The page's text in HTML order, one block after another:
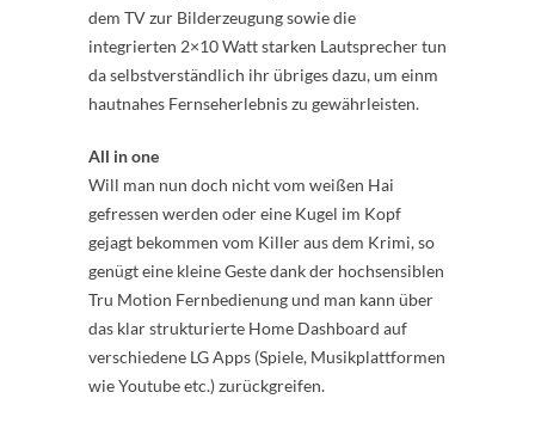
dem TV zur Bilderzeugung sowie die
integrierten 2×10 Watt starken Lautsprecher tun
da selbstverständlich ihr übriges dazu, um einm
hautnahes Fernseherlebnis zu gewährleisten.
All in one
Will man nun doch nicht vom weißen Hai
gefressen werden oder eine Kugel im Kopf
gejagt bekommen vom Killer aus dem Krimi, so
genügt eine kleine Geste dank der hochsensiblen
Tru Motion Fernbedienung und man kann über
das klar strukturierte Home Dashboard auf
verschiedene LG Apps (Spiele, Musikplattformen
wie Youtube etc.) zurückgreifen.